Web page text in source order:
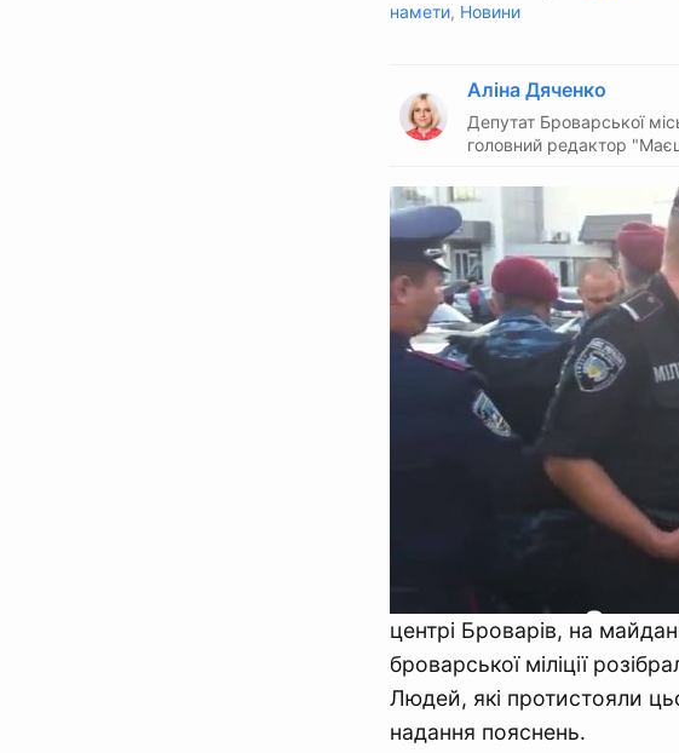
намети, Новини
Аліна Дяченко
Депутат Броварської
головний редактор
центрі Броварів, на
броварської міліції
Людей, які протистояли
надання пояснень.